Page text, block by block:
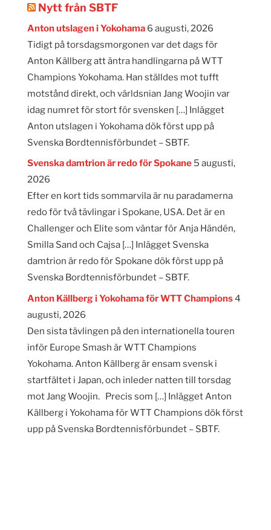
Nytt från SBTF
Anton utslagen i Yokohama 6 augusti, 2026
Tidigt på torsdagsmorgonen var det dags för
Anton Källberg att äntra handlingarna på WTT
Champions Yokohama. Han ställdes mot tufft
motstånd direkt, och världsnian Jang Woojin var
idag numret för stort för svensken […] Inlägget
Anton utslagen i Yokohama dök först upp på
Svenska Bordtennisförbundet – SBTF.
Svenska damtrion är redo för Spokane 5 augusti,
2026
Efter en kort tids sommarvila är nu paradamerna
redo för två tävlingar i Spokane, USA. Det är en
Challenger och Elite som väntar för Anja Händén,
Smilla Sand och Cajsa […] Inlägget Svenska
damtrion är redo för Spokane dök först upp på
Svenska Bordtennisförbundet – SBTF.
Anton Källberg i Yokohama för WTT Champions4
augusti, 2026
Den sista tävlingen på den internationella touren
inför Europe Smash är WTT Champions
Yokohama. Anton Källberg är ensam svensk i
startfältet i Japan, och inleder natten till torsdag
mot Jang Woojin. Precis som […] Inlägget Anton
Källberg i Yokohama för WTT Champions dök först
upp på Svenska Bordtennisförbundet – SBTF.